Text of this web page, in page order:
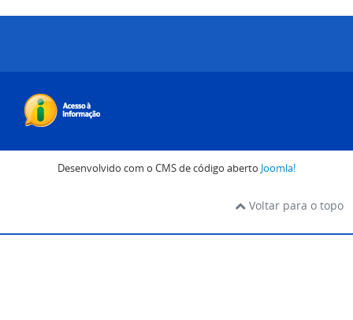
Desenvolvido com o CMS de código aberto Joomla!
Voltar para o topo